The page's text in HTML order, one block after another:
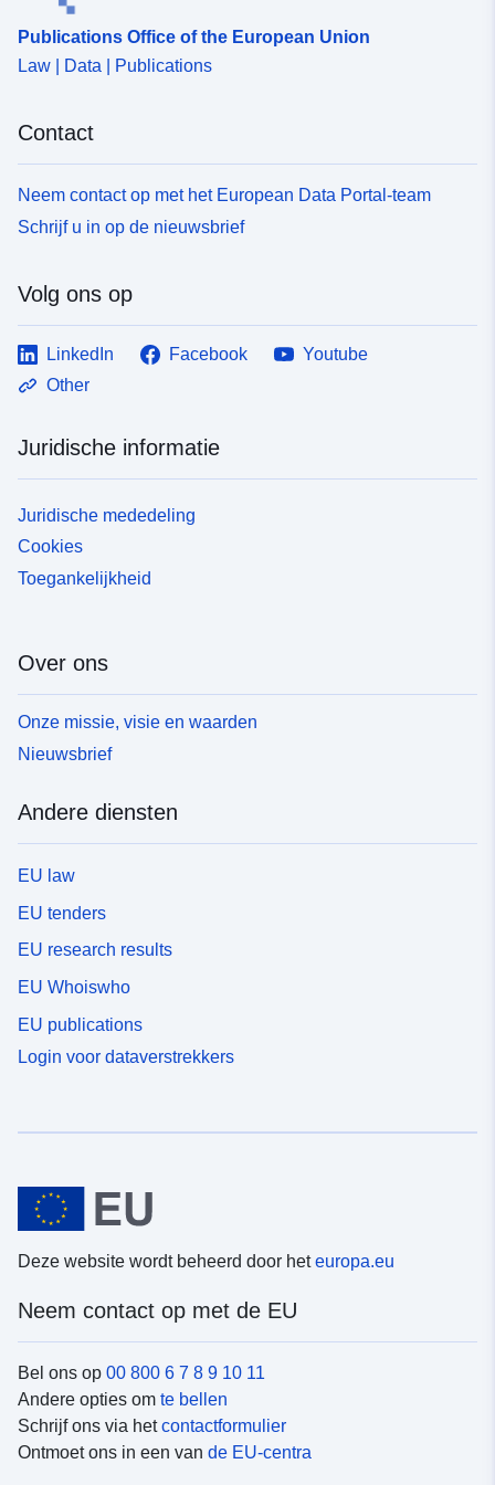
Publications Office of the European Union
Law | Data | Publications
Contact
Neem contact op met het European Data Portal-team
Schrijf u in op de nieuwsbrief
Volg ons op
LinkedIn Facebook
Youtube
Other
Juridische informatie
Juridische mededeling
Cookies
Toegankelijkheid
Over ons
Onze missie, visie en waarden
Nieuwsbrief
Andere diensten
EU law
EU tenders
EU research results
EU Whoiswho
EU publications
Login voor dataverstrekkers
Deze website wordt beheerd door heteuropa.eu
Neem contact op met de EU
Bel ons op 00 800 6 7 8 9 10 11
Andere opties om te bellen
Schrijf ons via hetcontactformulier
Ontmoet ons in een van de EU-centra